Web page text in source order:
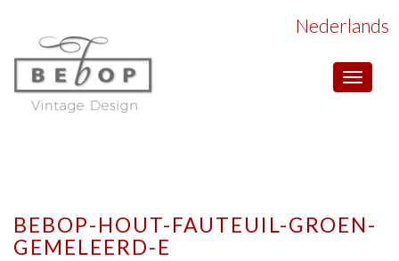
Toggle
Nederlands
BEBOP-HOUT-FAUTEUIL-GROEN-
GEMELEERD-E